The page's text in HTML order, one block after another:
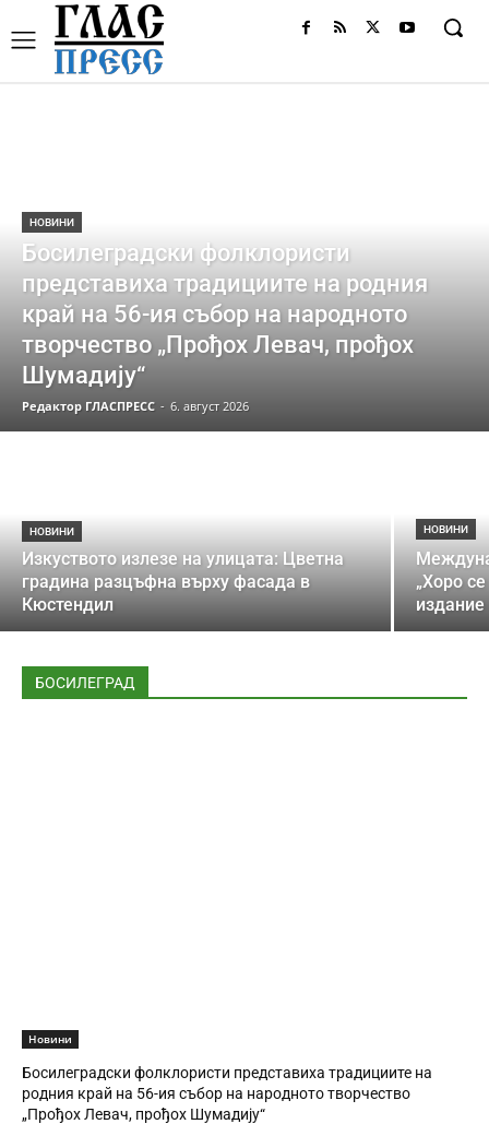
НОВИНИ
Босилеградски фолклористи
представиха традициите на родния
край на 56-ия събор на народното
творчество „Прођох Левач, прођох
Шумадију“
Редактор ГЛАСПРЕСС - 6. август 2026
НОВИНИ
Изкуството излезе на улицата: Цветна
градина разцъфна върху фасада в
Кюстендил
НОВИНИ
„Хоро
БОСИЛЕГРАД
Новини
Босилеградски фолклористи представиха традициите на
родния край на 56-ия събор на народното творчество
„Прођох Левач, прођох Шумадију“